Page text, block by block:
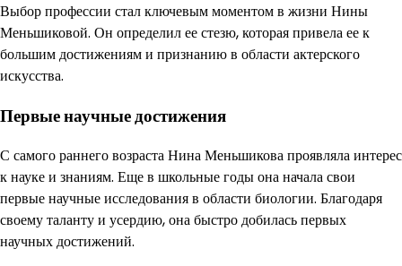
Выбор профессии стал ключевым моментом в жизни Нины
Меньшиковой. Он определил ее стезю, которая привела ее к
большим достижениям и признанию в области актерского
искусства.
Первые научные достижения
С самого раннего возраста Нина Меньшикова проявляла интерес
к науке и знаниям. Еще в школьные годы она начала свои
первые научные исследования в области биологии. Благодаря
своему таланту и усердию, она быстро добилась первых
научных достижений.